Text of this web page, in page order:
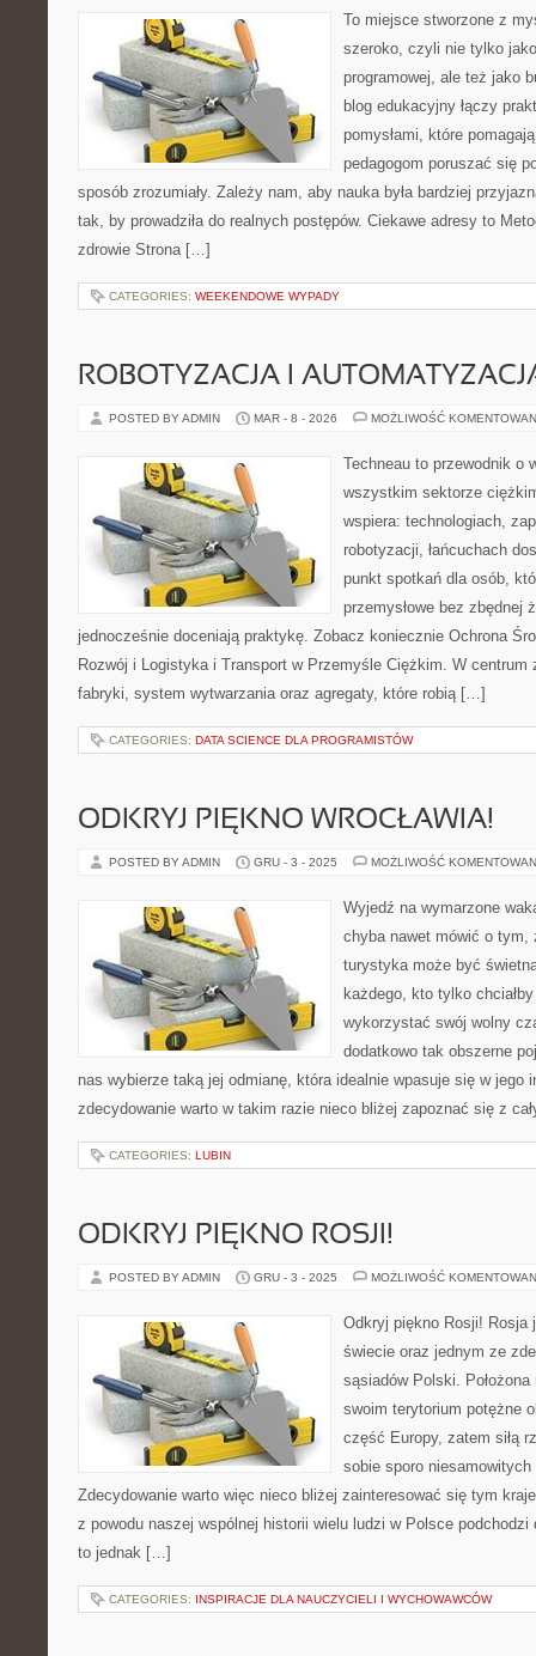
To miejsce stworzone z
szeroko, czyli nie tylko
programowej, ale też jako
blog edukacyjny łączy
pomysłami, które
pedagogom poruszać się
sposób zrozumiały. Zależy nam, aby nauka była bardziej
tak, by prowadziła do realnych postępów. Ciekawe adresy to
zdrowie Strona […]
CATEGORIES: WEEKENDOWE WYPADY
ROBOTYZACJA I
POSTED BY ADMIN MAR - 8 - 2026 MOŻLIWOŚĆ
Techneau to przewodnik o
wszystkim sektorze
wspiera: technologiach,
robotyzacji, łańcuchach
punkt spotkań dla osób,
przemysłowe bez zbędnej
jednocześnie doceniają praktykę. Zobacz koniecznie Ochrona
Rozwój i Logistyka i Transport w Przemyśle Ciężkim. W centrum
fabryki, system wytwarzania oraz agregaty, które robią […]
CATEGORIES: DATA SCIENCE DLA PROGRAMISTÓW
ODKRYJ PIĘKNO WROCŁAWIA!
POSTED BY ADMIN GRU - 3 - 2025 MOŻLIWOŚĆ
Wyjedź na wymarzone
chyba nawet mówić o tym,
turystyka może być
każdego, kto tylko
wykorzystać swój wolny
dodatkowo tak obszerne
nas wybierze taką jej odmianę, która idealnie wpasuje się w jego
zdecydowanie warto w takim razie nieco bliżej zapoznać się z
CATEGORIES: LUBIN
ODKRYJ PIĘKNO ROSJI!
POSTED BY ADMIN GRU - 3 - 2025 MOŻLIWOŚĆ
Odkryj piękno Rosji! Rosja
świecie oraz jednym ze
sąsiadów Polski.
swoim terytorium potężne
część Europy, zatem siłą
sobie sporo niesamowitych
Zdecydowanie warto więc nieco bliżej zainteresować się tym
z powodu naszej wspólnej historii wielu ludzi w Polsce
to jednak […]
CATEGORIES: INSPIRACJE DLA NAUCZYCIELI I WYCHOWAWCÓW